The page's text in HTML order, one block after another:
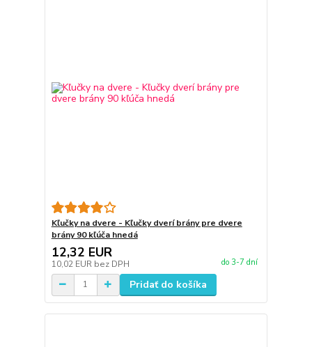
Kľučky na dvere - Kľučky dverí brány pre dvere
brány 90 kľúča hnedá
12,32 EUR
10,02 EUR bez DPH do 3-7 dní
Pridať do košíka